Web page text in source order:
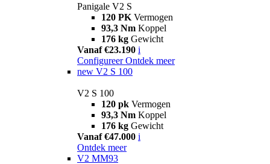
Panigale V2 S
120 PK Vermogen
93,3 Nm Koppel
176 kg Gewicht
Vanaf €23.190 i
Configureer Ontdek meer
new V2 S 100
V2 S 100
120 pk Vermogen
93,3 Nm Koppel
176 kg Gewicht
Vanaf €47.000 i
Ontdek meer
V2 MM93